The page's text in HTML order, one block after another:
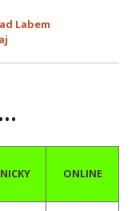
Labem
ONLINE